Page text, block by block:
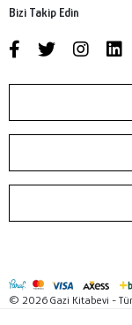
Bizi Takip Edin
© 2026 Gazi Kitabevi -